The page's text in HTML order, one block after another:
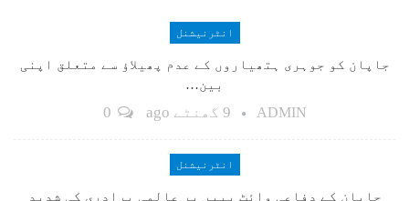
انٹرنیشنل
جاپان کو جوہری ہتھیاروں کے عدم پھیلاؤ سے متعلق اپنی
بین…
ADMIN 9 گھنٹے ago
انٹرنیشنل
جاپان کے دفاعی وائٹ پیپر پر عالمی برادری کی شدید